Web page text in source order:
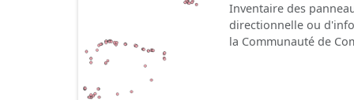
Inventaire des
directionnelle ou
la Communauté de Communes